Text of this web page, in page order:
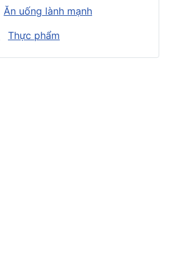
Ăn uống lành mạnh
Thực phẩm